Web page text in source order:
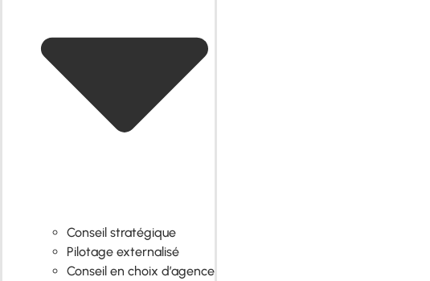
Conseil stratégique
Pilotage externalisé
Conseil en choix d’agence